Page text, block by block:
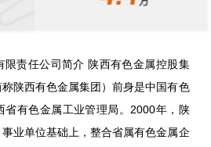
限责任公司简介 陕西有色金属控股集
陕西有色金属集团）前身是中国有色
省有色金属工业管理局。2000年，陕
业单位基础上，整合省属有色金属企